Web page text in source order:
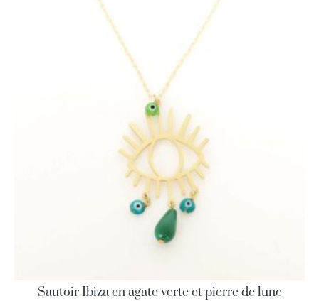
Sautoir Ibiza en agate verte et pierre de lune